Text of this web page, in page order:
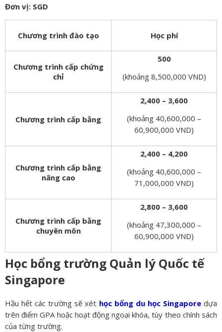
Đơn vị: SGD
Chương trình đào tạo Học phí
Chương trình cấp chứng
chỉ
500
(khoảng 8,500,000 VND)
Chương trình cấp bằng
2,400 – 3,600
(khoảng 40,600,000 –
60,900,000 VND)
Chương trình cấp bằng
nâng cao
2,400 – 4,200
(khoảng 40,600,000 –
71,000,000 VND)
Chương trình cấp bằng
chuyên môn
2,800 – 3,600
(khoảng 47,300,000 –
60,900,000 VND)
Học bổng trường Quản lý Quốc tế
Singapore
Hầu hết các trường sẽ xét học bổng du học Singaporedựa
trên điểm GPA hoặc hoạt động ngoại khóa, tùy theo chính sách
của từng trường.